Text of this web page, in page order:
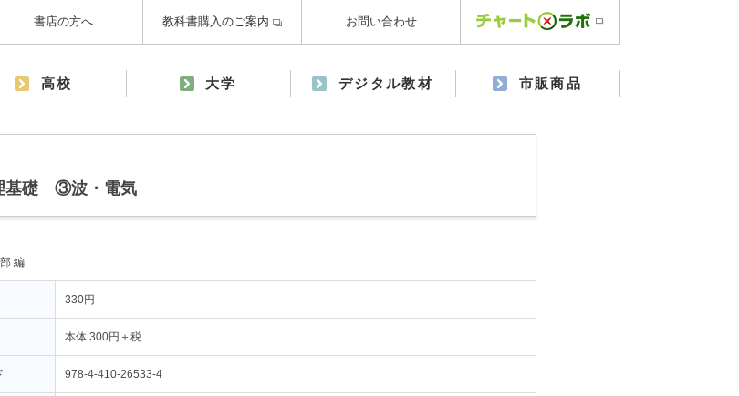
書店の方へ 教科書購入のご案内 お問い合わせ
高校 大学 デジタル教材 市販商品
基礎 ③波・電気
編
330円
本体 300円＋税
978-4-410-26533-4